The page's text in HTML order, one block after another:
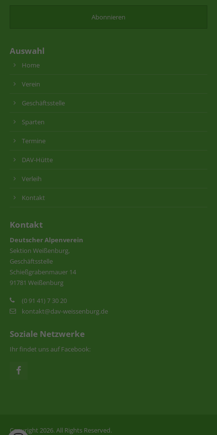
Auswahl
Home
Verein
Geschäftsstelle
Sparten
Termine
DAV-Hütte
Verleih
Kontakt
Kontakt
Deutscher Alpenverein
Sektion Weißenburg,
Geschäftsstelle
Schießgrabenmauer 14
91781 Weißenburg
(0 91 41) 7 30 20
kontakt@dav-weissenburg.de
Soziale Netzwerke
Ihr findet uns auf Facebook:
Copyright 2026. All Rights Reserved.